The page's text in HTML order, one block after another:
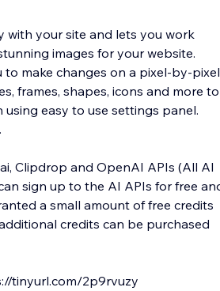
with your site and lets you work
images for your website.
make changes on a pixel-by-pixel
frames, shapes, icons and more to
using easy to use settings panel.
Clipdrop and OpenAI APIs (All AI
a small amount of free credits
credits can be purchased
tinyurl.com/2p9rvuzy